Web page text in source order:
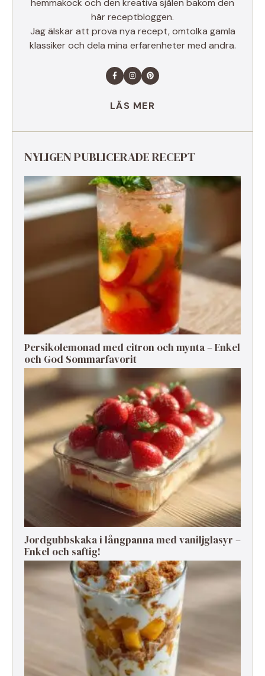
hemmakock och den kreativa själen bakom den
här receptbloggen.
Jag älskar att prova nya recept, omtolka gamla
klassiker och dela mina erfarenheter med andra.
LÄS MER
NYLIGEN PUBLICERADE RECEPT
Persikolemonad med citron och mynta – Enkel
och God Sommarfavorit
Jordgubbskaka i långpanna med vaniljglasyr –
Enkel och saftig!